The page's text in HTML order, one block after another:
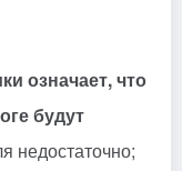
означает, что
будут
недостаточно;